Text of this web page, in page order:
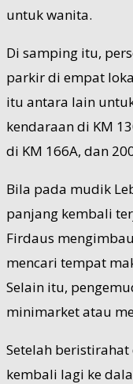
untuk wanita.
Di samping itu,
parkir di empat
itu antara lain
kendaraan di KM
di KM 166A, dan
Bila pada mudik
panjang kembali
Firdaus
mencari tempat
Selain itu,
minimarket atau
Setelah
kembali lagi ke